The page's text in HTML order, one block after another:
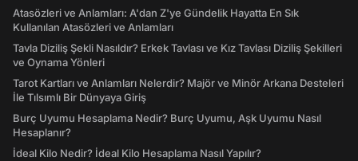
Atasözleri ve Anlamları: A'dan Z'ye Gündelik Hayatta En Sık
Kullanılan Atasözleri ve Anlamları
Tavla Diziliş Şekli Nasıldır? Erkek Tavlası ve Kız Tavlası Diziliş Şekilleri
ve Oynama Yönleri
Tarot Kartları ve Anlamları Nelerdir? Majör ve Minör Arkana Desteleri
İle Tılsımlı Bir Dünyaya Giriş
Burç Uyumu Hesaplama Nedir? Burç Uyumu, Aşk Uyumu Nasıl
Hesaplanır?
İdeal Kilo Nedir? İdeal Kilo Hesaplama Nasıl Yapılır?